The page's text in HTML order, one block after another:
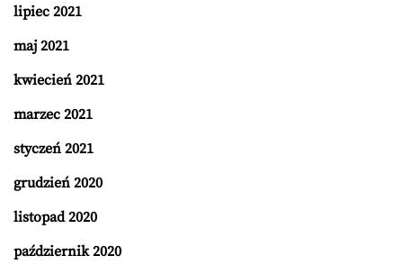
lipiec 2021
maj 2021
kwiecień 2021
marzec 2021
styczeń 2021
grudzień 2020
listopad 2020
październik 2020